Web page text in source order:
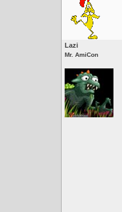
Lazi
Mr. AmiCon